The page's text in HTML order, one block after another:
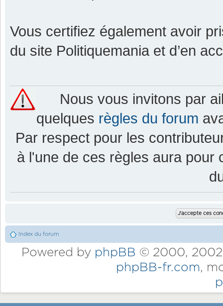
Vous certifiez également avoir
du site Politiquemania et d’en
Nous vous invitons par
quelques règles du forum
Par respect pour les
à l'une de ces règles aura pour
Index du forum
Powered by phpBB © 2000,
phpBB-fr.com,